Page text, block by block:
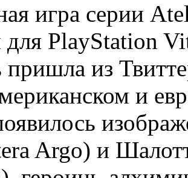
игра серии
для PlayStation
пришла из
и
Argo) и